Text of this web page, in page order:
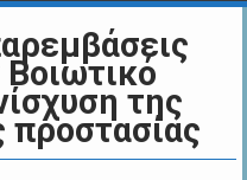
της
προστασίας